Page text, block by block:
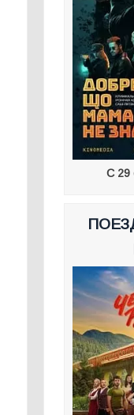
С 29